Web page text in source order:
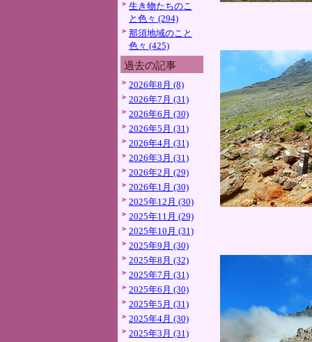
生き物たちのこ
と色々 (294)
那須地域のこと
色々 (425)
過去の記事
2026年8月 (8)
2026年7月 (31)
2026年6月 (30)
2026年5月 (31)
2026年4月 (31)
2026年3月 (31)
2026年2月 (29)
2026年1月 (30)
2025年12月 (30)
2025年11月 (29)
2025年10月 (31)
2025年9月 (30)
2025年8月 (32)
2025年7月 (31)
2025年6月 (30)
2025年5月 (31)
2025年4月 (30)
2025年3月 (31)